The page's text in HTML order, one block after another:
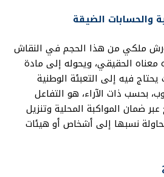
والحسابات الضيقة
ملكي من هذا الحجم في النقاش
الحقيقي، ويحوله إلى مادة
فيه إلى التعبئة الوطنية
بحسب ذات الآراء، هو التفاعل
ضمان المواكبة المحلية وتنزيل
محاولة نسبها إلى أشخاص أو هيئات